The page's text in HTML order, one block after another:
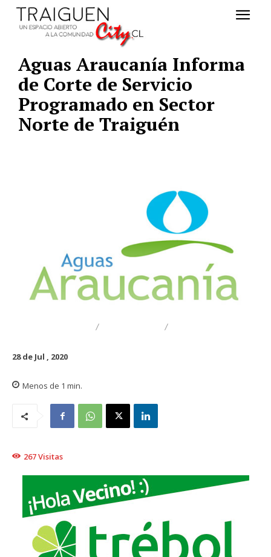
Aguas Araucanía Informa
de Corte de Servicio
Programado en Sector
Norte de Traiguén
28 de Jul , 2020
Menos de 1 min.
267Visitas